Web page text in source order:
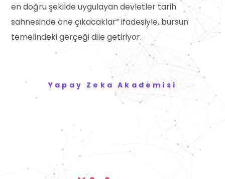
en doğru şekilde uygulayan devletler tarih
sahnesinde öne çıkacaklar” ifadesiyle, bursun
temelindeki gerçeği dile getiriyor.
Yapay Zeka Akademisi
Yapay Zeka
uzmanlığına
giden bu yolda bu